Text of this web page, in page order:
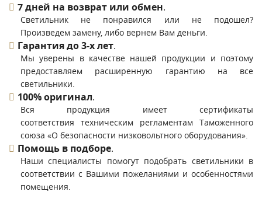
7 дней на возврат или обмен.
Светильник не понравился или не подошел?
Произведем замену, либо вернем Вам деньги.
Гарантия до 3-х лет.
Мы уверены в качестве нашей продукции и поэтому
предоставляем расширенную гарантию на все
светильники.
100% оригинал.
Вся продукция имеет сертификаты
соответствия техническим регламентам Таможенного
союза «О безопасности низковольтного оборудования».
Помощь в подборе.
Наши специалисты помогут подобрать светильники в
соответствии с Вашими пожеланиями и особенностями
помещения.